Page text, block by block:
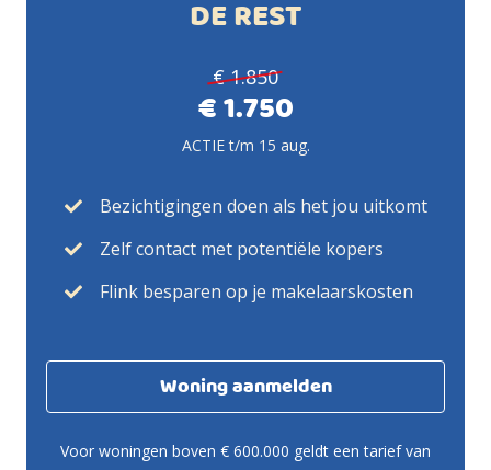
DE REST
€ 1.850
€ 1.750
ACTIE t/m 15 aug.
Bezichtigingen doen als het jou uitkomt
Zelf contact met potentiële kopers
Flink besparen op je makelaarskosten
Woning aanmelden
Voor woningen boven € 600.000 geldt een tarief van